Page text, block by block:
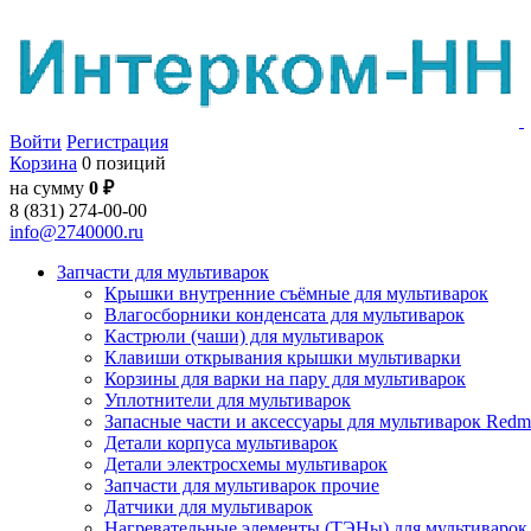
Войти Регистрация
Корзина 0 позиций
на сумму 0 ₽
8 (831) 274-00-00
info@2740000.ru
Запчасти для мультиварок
Крышки внутренние съёмные для мультиварок
Влагосборники конденсата для мультиварок
Кастрюли (чаши) для мультиварок
Клавиши открывания крышки мультиварки
Корзины для варки на пару для мультиварок
Уплотнители для мультиварок
Запасные части и аксессуары для мультиварок
Детали корпуса мультиварок
Детали электросхемы мультиварок
Запчасти для мультиварок прочие
Датчики для мультиварок